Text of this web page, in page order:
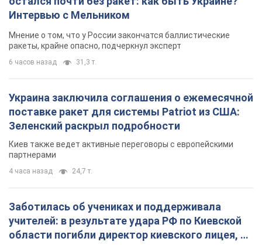
Зеленский раскрыл подробности
партнерами
Заботилась об учениках и поддерживала
учителей: в результате удара РФ по Киевской
области погибли директор киевского лицея, её
муж и внук
5 часов назад